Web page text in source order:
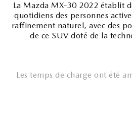
La Mazda MX-30 2022 établit
quotidiens des personnes
raffinement naturel, avec des
de ce SUV doté de la
Les temps de charge ont été